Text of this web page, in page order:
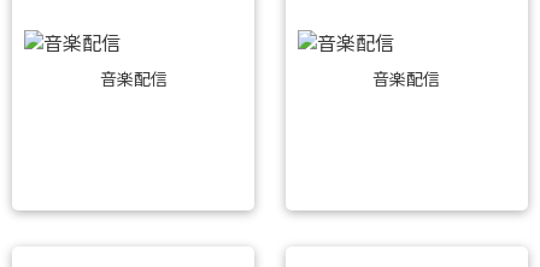
音楽配信 音楽配信